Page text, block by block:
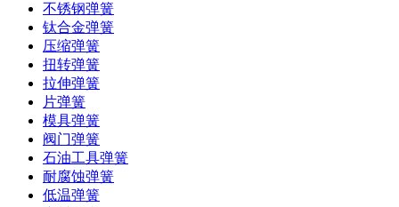
不锈钢弹簧
钛合金弹簧
压缩弹簧
扭转弹簧
拉伸弹簧
片弹簧
模具弹簧
阀门弹簧
石油工具弹簧
耐腐蚀弹簧
低温弹簧